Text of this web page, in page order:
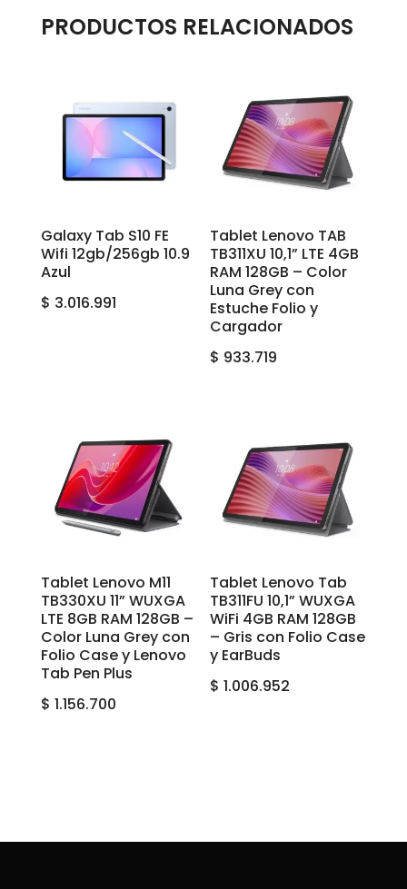
PRODUCTOS RELACIONADOS
Galaxy Tab S10 FE
Wifi 12gb/256gb 10.9
Azul
$ 3.016.991
Tablet Lenovo TAB
TB311XU 10,1” LTE 4GB
RAM 128GB – Color
Luna Grey con
Estuche Folio y
Cargador
$ 933.719
Tablet Lenovo M11
TB330XU 11” WUXGA
LTE 8GB RAM 128GB –
Color Luna Grey con
Folio Case y Lenovo
Tab Pen Plus
$ 1.156.700
Tablet Lenovo Tab
TB311FU 10,1” WUXGA
WiFi 4GB RAM 128GB
– Gris con Folio Case
y EarBuds
$ 1.006.952